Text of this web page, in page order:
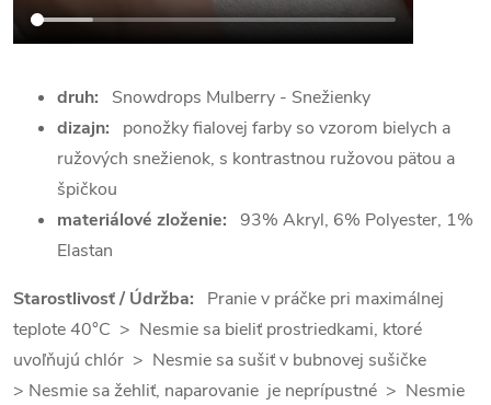
druh:
Snowdrops Mulberry - Snežienky
dizajn: ponožky fialovej farby so vzorom bielych a
ružových snežienok, s kontrastnou ružovou pätou a
špičkou
materiálové zloženie: 93% Akryl, 6% Polyester, 1%
Elastan
Starostlivosť / Údržba: Pranie v práčke pri maximálnej
teplote 40°C > Nesmie sa bieliť prostriedkami, ktoré
uvoľňujú chlór > Nesmie sa sušiť v bubnovej sušičke
> Nesmie sa žehliť, naparovanie je neprípustné > Nesmie